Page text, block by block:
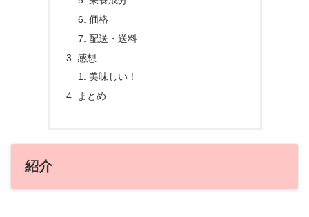
価格
配送・送料
感想
美味しい！
まとめ
紹介